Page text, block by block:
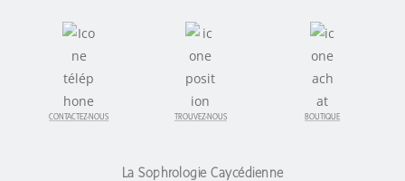
CONTACTEZ-NOUS TROUVEZ-NOUS BOUTIQUE
La Sophrologie Caycédienne